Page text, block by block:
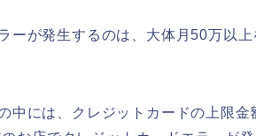
ーが発生するのは、大体月50万以
中には、クレジットカードの上限金